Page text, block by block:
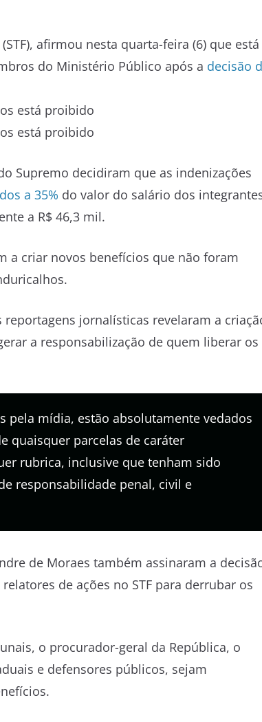
afirmou nesta quarta-feira (6) que está
do Ministério Público após a decisão
Supremo decidiram que as indenizações
a 35% do valor do salário dos
a R$ 46,3 mil.
a criar novos benefícios que não foram
jornalísticas revelaram a
a responsabilização de quem liberar os
pela mídia, estão absolutamente vedados
quaisquer parcelas de caráter
rubrica, inclusive que tenham sido
responsabilidade penal, civil e
de Moraes também assinaram a
de ações no STF para derrubar os
o procurador-geral da República, o
e defensores públicos, sejam